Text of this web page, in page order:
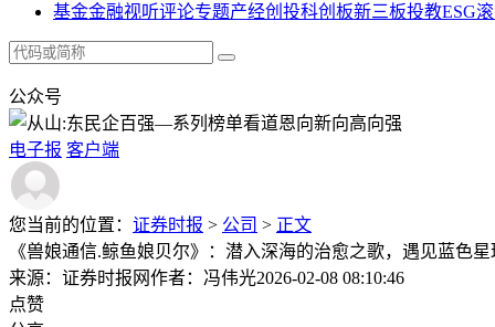
基金金融视听评论专题产经创投科创板新三板投教ESG
公众号
电子报 客户端
您当前的位置： 证券时报 > 公司 > 正文
《兽娘通信.鲸鱼娘贝尔》：潜入深海的治愈之歌，遇见蓝色
来源：证券时报网作者：冯伟光2026-02-08 08:10:46
点赞